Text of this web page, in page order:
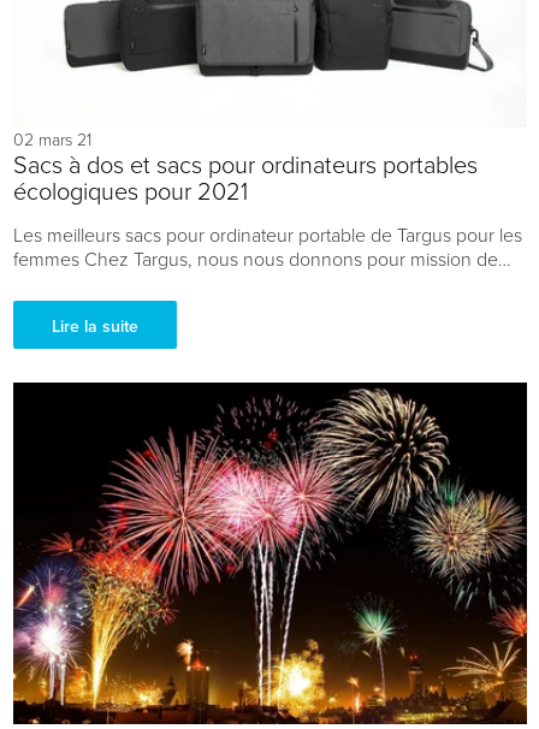
02 mars 21
Sacs à dos et sacs pour ordinateurs portables
écologiques pour 2021
Les meilleurs sacs pour ordinateur portable de Targus pour les
femmes Chez Targus, nous nous donnons pour mission de
Lire la suite